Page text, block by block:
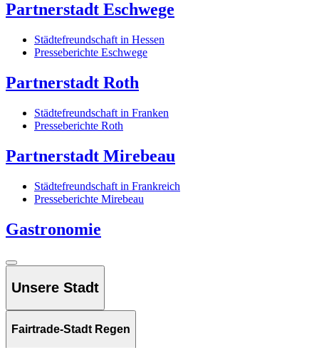
Partnerstadt Eschwege
Städtefreundschaft in Hessen
Presseberichte Eschwege
Partnerstadt Roth
Städtefreundschaft in Franken
Presseberichte Roth
Partnerstadt Mirebeau
Städtefreundschaft in Frankreich
Presseberichte Mirebeau
Gastronomie
Unsere Stadt
Fairtrade-Stadt Regen